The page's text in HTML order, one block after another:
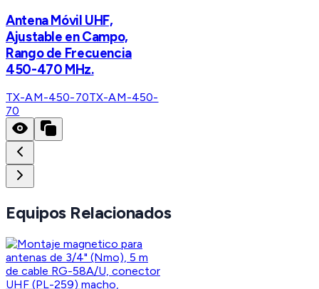
Antena Móvil UHF,
Ajustable en Campo,
Rango de Frecuencia
450-470 MHz.
TX-AM-450-70TX-AM-450-
70
Equipos Relacionados